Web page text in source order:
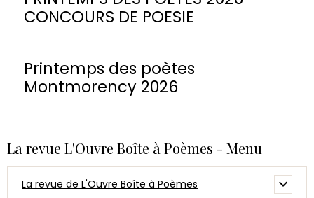
CONCOURS DE POESIE
Printemps des poètes
Montmorency 2026
La revue L'Ouvre Boîte à Poèmes - Menu
La revue de L'Ouvre Boîte à Poèmes